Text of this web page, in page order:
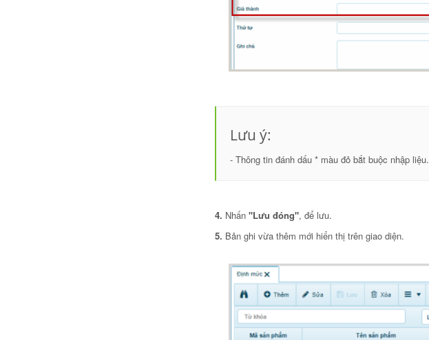
Lưu ý:
- Thông tin đánh dấu * màu đỏ bắt buộc nhập liệu.
4. Nhấn "Lưu đóng", để lưu.
5. Bản ghi vừa thêm mới hiển thị trên giao diện.